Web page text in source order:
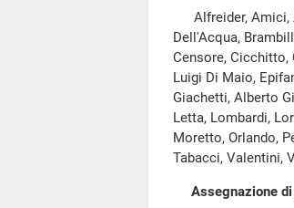
Alfreider, Amici,
Dell'Acqua,
Censore, Cicchitto,
Luigi Di Maio,
Giachetti, Alberto
Letta, Lombardi,
Moretto, Orlando,
Tabacci, Valentini,
Assegnazione